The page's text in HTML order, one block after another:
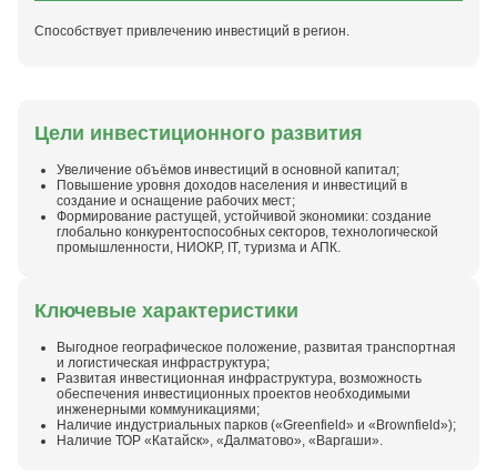
Способствует привлечению инвестиций в регион.
Цели инвестиционного развития
Увеличение объёмов инвестиций в основной капитал;
Повышение уровня доходов населения и инвестиций в
создание и оснащение рабочих мест;
Формирование растущей, устойчивой экономики: создание
глобально конкурентоспособных секторов, технологической
промышленности, НИОКР, IT, туризма и АПК.
Ключевые характеристики
Выгодное географическое положение, развитая транспортная
и логистическая инфраструктура;
Развитая инвестиционная инфраструктура, возможность
обеспечения инвестиционных проектов необходимыми
инженерными коммуникациями;
Наличие индустриальных парков («Greenfield» и «Brownfield»);
Наличие ТОР «Катайск», «Далматово», «Варгаши».